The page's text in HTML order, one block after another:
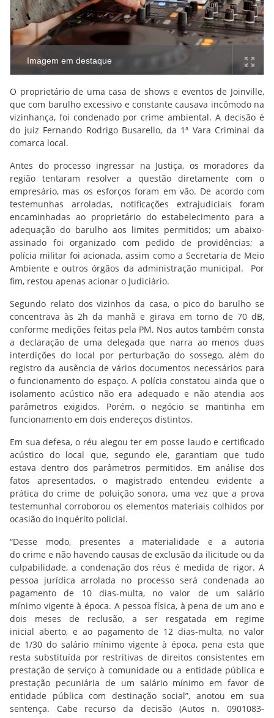
Imagem em destaque
O proprietário de uma casa de shows e eventos de Joinville,
que com barulho excessivo e constante causava incômodo na
vizinhança, foi condenado por crime ambiental. A decisão é
do juiz Fernando Rodrigo Busarello, da 1ª Vara Criminal da
comarca local.
Antes do processo ingressar na Justiça, os moradores da
região tentaram resolver a questão diretamente com o
empresário, mas os esforços foram em vão. De acordo com
testemunhas arroladas, notificações extrajudiciais foram
encaminhadas ao proprietário do estabelecimento para a
adequação do barulho aos limites permitidos; um abaixo-
assinado foi organizado com pedido de providências; a
polícia militar foi acionada, assim como a Secretaria de Meio
Ambiente e outros órgãos da administração municipal. Por
fim, restou apenas acionar o Judiciário.
Segundo relato dos vizinhos da casa, o pico do barulho se
concentrava às 2h da manhã e girava em torno de 70 dB,
conforme medições feitas pela PM. Nos autos também consta
a declaração de uma delegada que narra ao menos duas
interdições do local por perturbação do sossego, além do
registro da ausência de vários documentos necessários para
o funcionamento do espaço. A polícia constatou ainda que o
isolamento acústico não era adequado e não atendia aos
parâmetros exigidos. Porém, o negócio se mantinha em
funcionamento em dois endereços distintos.
Em sua defesa, o réu alegou ter em posse laudo e certificado
acústico do local que, segundo ele, garantiam que tudo
estava dentro dos parâmetros permitidos. Em análise dos
fatos apresentados, o magistrado entendeu evidente a
prática do crime de poluição sonora, uma vez que a prova
testemunhal corroborou os elementos materiais colhidos por
ocasião do inquérito policial.
“Desse modo, presentes a materialidade e a autoria
do crime e não havendo causas de exclusão da ilicitude ou da
culpabilidade, a condenação dos réus é medida de rigor. A
pessoa jurídica arrolada no processo será condenada ao
pagamento de 10 dias-multa, no valor de um salário
mínimo vigente à época. A pessoa física, à pena de um ano e
dois meses de reclusão, a ser resgatada em regime
inicial aberto, e ao pagamento de 12 dias-multa, no valor
de 1/30 do salário mínimo vigente à época, pena esta que
resta substituída por restritivas de direitos consistentes em
prestação de serviço à comunidade ou a entidade pública e
prestação pecuniária de um salário mínimo em favor de
entidade pública com destinação social”, anotou em sua
sentença. Cabe recurso da decisão (Autos n. 0901083-